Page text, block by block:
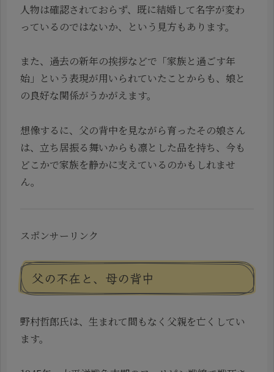
人物は確認されておらず、既に結婚して名字が変わ
っているのではないか、という見方もあります。
また、過去の新年の挨拶などで「家族と過ごす年
始」という表現が用いられていたことからも、娘と
の良好な関係がうかがえます。
想像するに、父の背中を見ながら育ったその娘さん
は、立ち居振る舞いからも凛とした品を持ち、今も
どこかで家族を静かに支えているのかもしれませ
ん。
スポンサーリンク
父の不在と、母の背中
野村哲郎氏は、生まれて間もなく父親を亡くしてい
ます。